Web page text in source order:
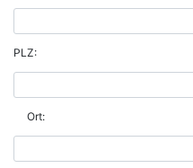
PLZ:
Ort: